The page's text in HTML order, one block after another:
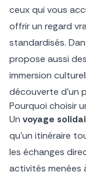
ceux qui vous
offrir un regard
standardisés.
propose aussi des
immersion
découverte d’un
Pourquoi choisir
Un voyage
qu’un itinéraire
les échanges
activités menées